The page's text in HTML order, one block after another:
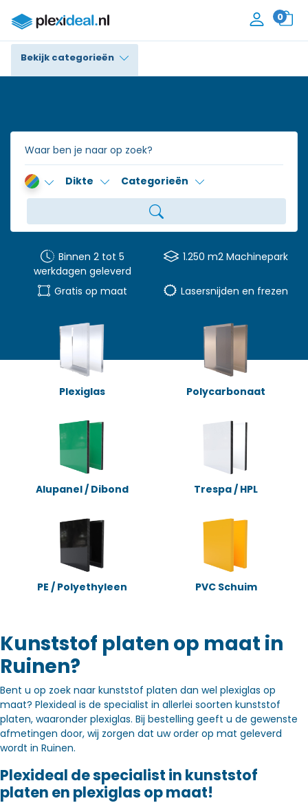
0
Bekijk categorieën
Trespa® / HPL
Alupanel / Dibond®
Accessoires
Dikte Categorieën
Binnen 2 tot 5
werkdagen geleverd
1.250 m2 Machinepark
Gratis op maat Lasersnijden en frezen
Plexiglas Polycarbonaat
Alupanel / Dibond Trespa / HPL
PE / Polyethyleen PVC Schuim
Kunststof platen op maat in
Ruinen?
Bent u op zoek naar kunststof platen dan wel plexiglas op
maat? Plexideal is de specialist in allerlei soorten kunststof
platen, waaronder plexiglas. Bij bestelling geeft u de gewenste
afmetingen door, wij zorgen dat uw order op mat geleverd
wordt in Ruinen.
Plexideal de specialist in kunststof
platen en plexiglas op maat!